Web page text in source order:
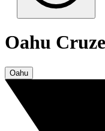
Oahu
Oahu